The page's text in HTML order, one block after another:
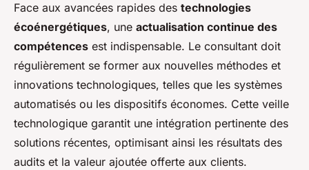
Face aux avancées rapides des technologies
écoénergétiques, une actualisation continue des
compétences est indispensable. Le consultant doit
régulièrement se former aux nouvelles méthodes et
innovations technologiques, telles que les systèmes
automatisés ou les dispositifs économes. Cette veille
technologique garantit une intégration pertinente des
solutions récentes, optimisant ainsi les résultats des
audits et la valeur ajoutée offerte aux clients.